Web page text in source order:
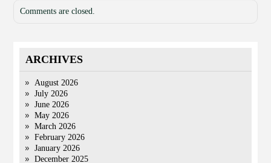
Comments are closed.
ARCHIVES
August 2026
July 2026
June 2026
May 2026
March 2026
February 2026
January 2026
December 2025